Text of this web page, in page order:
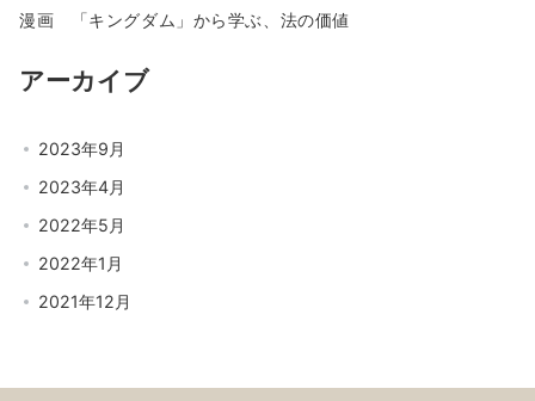
漫画 「キングダム」から学ぶ、法の価値
アーカイブ
2023年9月
2023年4月
2022年5月
2022年1月
2021年12月